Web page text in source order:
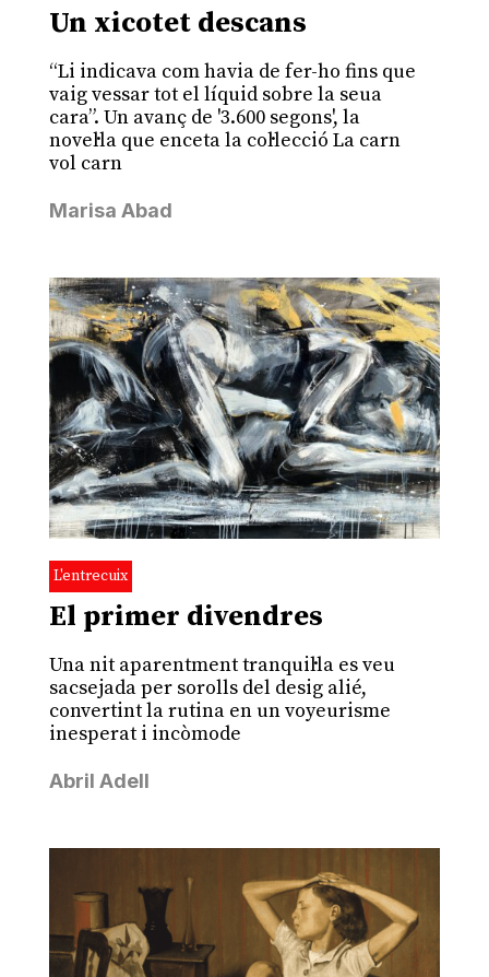
Un xicotet descans
“Li indicava com havia de fer-ho fins que
vaig vessar tot el líquid sobre la seua
cara”. Un avanç de '3.600 segons', la
novel·la que enceta la col·lecció La carn
vol carn
Marisa Abad
L'entrecuix
El primer divendres
Una nit aparentment tranquil·la es veu
sacsejada per sorolls del desig alié,
convertint la rutina en un voyeurisme
inesperat i incòmode
Abril Adell